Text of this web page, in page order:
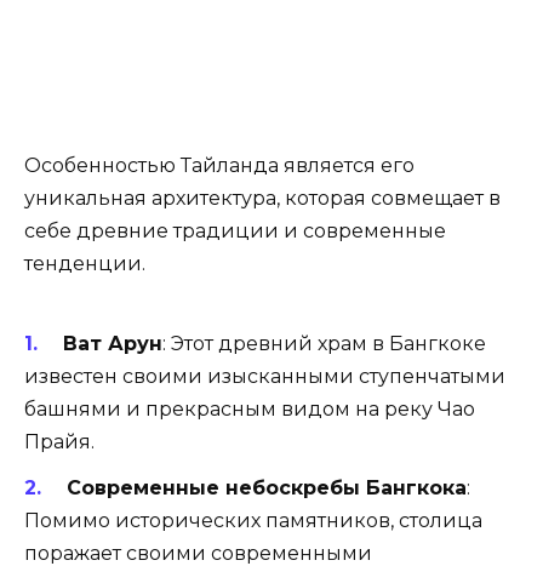
Особенностью Тайланда является его
уникальная архитектура, которая совмещает в
себе древние традиции и современные
тенденции.
Ват Арун: Этот древний храм в Бангкоке
известен своими изысканными ступенчатыми
башнями и прекрасным видом на реку Чао
Прайя.
Современные небоскребы Бангкока:
Помимо исторических памятников, столица
поражает своими современными